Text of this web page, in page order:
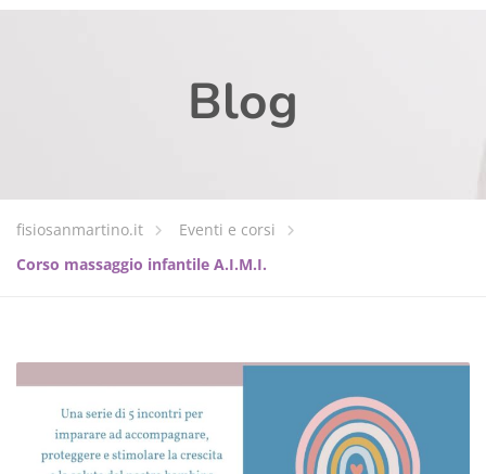
Blog
fisiosanmartino.it
Eventi e corsi
Corso massaggio infantile A.I.M.I.